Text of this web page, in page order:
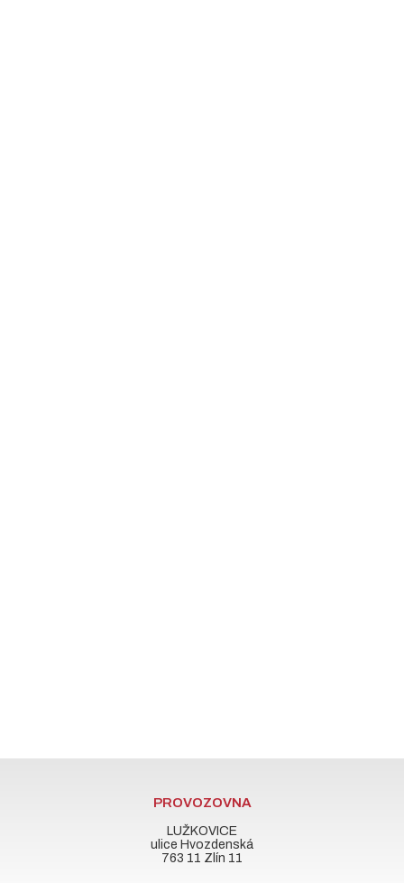
PROVOZOVNA
LUŽKOVICE
ulice Hvozdenská
763 11 Zlín 11